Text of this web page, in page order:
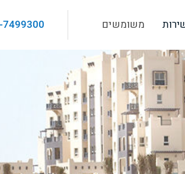
משומשים 7499300